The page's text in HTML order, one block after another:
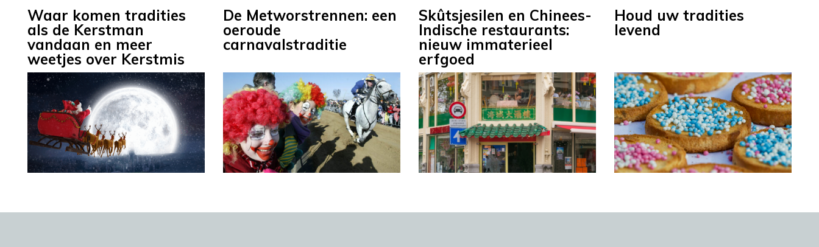
Waar komen tradities
als de Kerstman
vandaan en meer
weetjes over Kerstmis
De Metworstrennen: een
oeroude
carnavalstraditie
Skûtsjesilen en Chinees-
Indische restaurants:
nieuw immaterieel
erfgoed
Houd uw tradities
levend